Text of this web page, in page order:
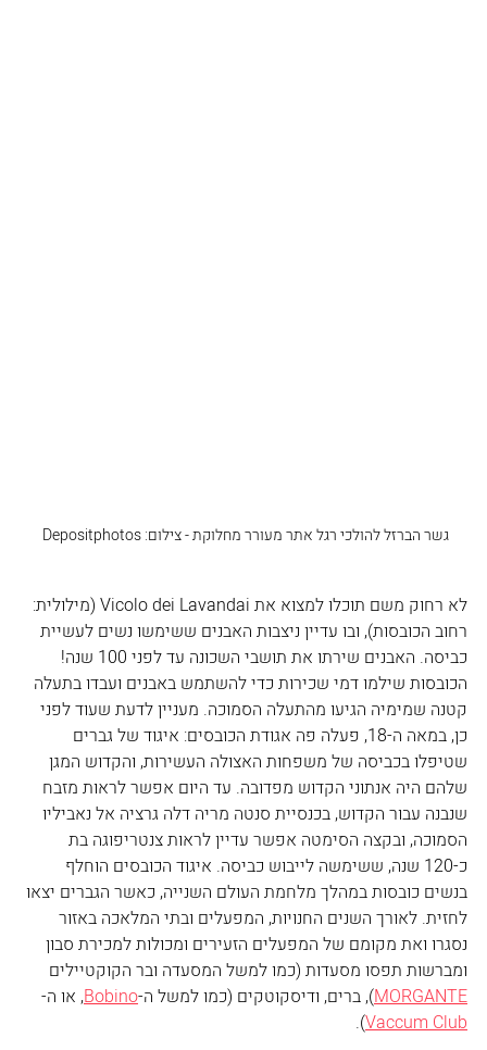
גשר הברזל להולכי רגל אתר מעורר מחלוקת - צילום: Depositphotos
לא רחוק משם תוכלו למצוא את Vicolo dei Lavandai (מילולית:
רחוב הכובסות), ובו עדיין ניצבות האבנים ששימשו נשים לעשיית
כביסה. האבנים שירתו את תושבי השכונה עד לפני 100 שנה!
הכובסות שילמו דמי שכירות כדי להשתמש באבנים ועבדו בתעלה
קטנה שמימיה הגיעו מהתעלה הסמוכה. מעניין לדעת שעוד לפני
כן, במאה ה-18, פעלה פה אגודת הכובסים: איגוד של גברים
שטיפלו בכביסה של משפחות האצולה העשירות, והקדוש המגן
שלהם היה אנתוני הקדוש מפדובה. עד היום אפשר לראות מזבח
שנבנה עבור הקדוש, בכנסיית סנטה מריה דלה גרציה אל נאביליו
הסמוכה, ובקצה הסימטה אפשר עדיין לראות צנטריפוגה בת
כ-120 שנה, ששימשה לייבוש כביסה. איגוד הכובסים הוחלף
בנשים כובסות במהלך מלחמת העולם השנייה, כאשר הגברים יצאו
לחזית. לאורך השנים החנויות, המפעלים ובתי המלאכה באזור
נסגרו ואת מקומם של המפעלים הזעירים ומכולות למכירת סבון
ומברשות תפסו מסעדות (כמו למשל המסעדה ובר הקוקטיילים
MORGANTE), ברים, ודיסקוטקים (כמו למשל ה-Bobino, או ה-
Vaccum Club
).